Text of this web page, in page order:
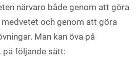
närvaro både genom att göra
och genom att göra
Man kan öva på
på följande sätt: